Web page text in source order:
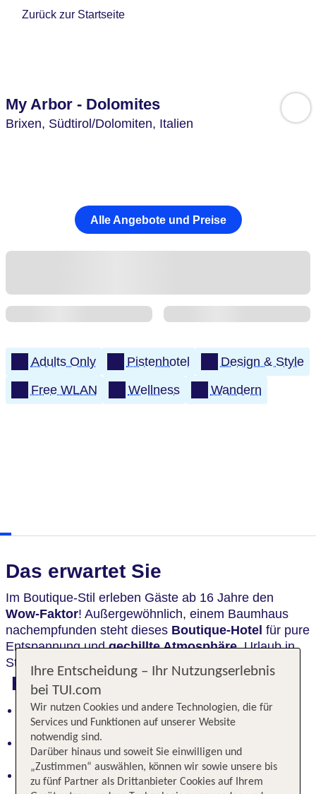
Zurück zur Startseite
My Arbor - Dolomites
Brixen, Südtirol/Dolomiten, Italien
Alle Angebote und Preise
Adults Only Pistenhotel
Design & Style
Free WLAN
Wellness Wandern
Das erwartet Sie
Im Boutique-Stil erleben Gäste ab 16 Jahre den
Wow-Faktor! Außergewöhnlich, einem Baumhaus
nachempfunden steht dieses Boutique-Hotel für pure
Entspannung undgechillte Atmosphäre.Urlaub in
Style zu zweit!
Highlights
Wow-Faktor: Boutique-Hotel im Baumhausstil für
pure Entspannung
Atemberaubender Panoramablick, Urlaub in Style
mitten im Wald
Ski-Erlebnis vor der Haustür: Talstation der
Seilbahn in der Nähe
Ihre Entscheidung – Ihr Nutzungserlebnis
bei TUI.com
Wir nutzen Cookies und andere Technologien, die für
Services und Funktionen auf unserer Website
notwendig sind.
Darüber hinaus und soweit Sie einwilligen und
„Zustimmen“ auswählen, können wir sowie unsere bis
zu fünf Partner als Drittanbieter Cookies auf Ihrem